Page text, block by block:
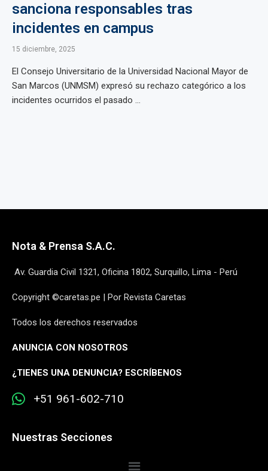
sanciona responsables tras
incidentes en campus
15 diciembre, 2025
El Consejo Universitario de la Universidad Nacional Mayor de
San Marcos (UNMSM) expresó su rechazo categórico a los
incidentes ocurridos el pasado ...
Nota & Prensa S.A.C.
Av. Guardia Civil 1321, Oficina 1802, Surquillo, Lima - Perú
Copyright ©caretas.pe | Por Revista Caretas
Todos los derechos reservados
ANUNCIA CON NOSOTROS
¿TIENES UNA DENUNCIA? ESCRÍBENOS
+51 961-602-710
Nuestras Secciones